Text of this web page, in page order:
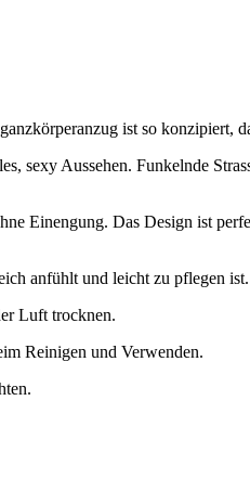
ist so konzipiert,
sexy Aussehen. Funkelnde
Einengung. Das Design ist
anfühlt und leicht zu pflegen ist.
Luft trocknen.
Reinigen und Verwenden.